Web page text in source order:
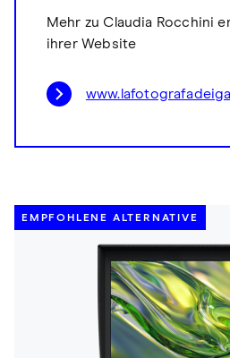
Mehr zu Claudia Rocchini
ihrer Website
EMPFOHLENE ALTERNATIVE